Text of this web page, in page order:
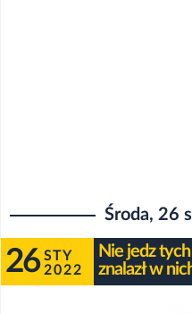
Środa, 26
26 STY
2022
Nie jedz
znalazł w